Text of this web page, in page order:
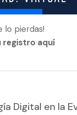
lo pierdas!
registro aquí
Digital en la